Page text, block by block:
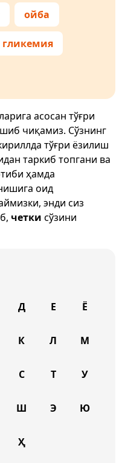
ойба
гликемия
асосан тўғри
чиқамиз. Сўзнинг
тўғри ёзилиш
таркиб топгани ва
ҳамда
оид
энди сиз
четки сўзини
Д Е Ё
К Л М
С Т У
Ш Э Ю
Ҳ